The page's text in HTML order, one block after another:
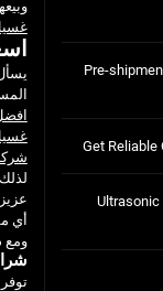
المتميزة
أي
ومع
Pre-
Get Reliable
Ultrasonic